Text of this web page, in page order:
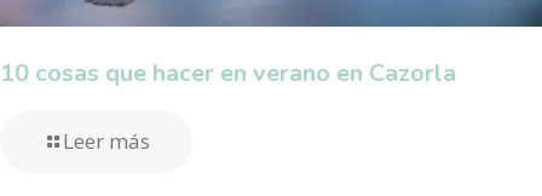
10 cosas que hacer en verano en Cazorla
Leer más